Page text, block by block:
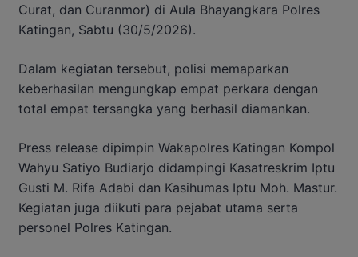
Curat, dan Curanmor) di Aula Bhayangkara Polres
Katingan, Sabtu (30/5/2026).
Dalam kegiatan tersebut, polisi memaparkan
keberhasilan mengungkap empat perkara dengan
total empat tersangka yang berhasil diamankan.
Press release dipimpin Wakapolres Katingan Kompol
Wahyu Satiyo Budiarjo didampingi Kasatreskrim Iptu
Gusti M. Rifa Adabi dan Kasihumas Iptu Moh. Mastur.
Kegiatan juga diikuti para pejabat utama serta
personel Polres Katingan.